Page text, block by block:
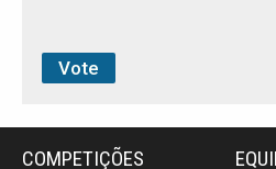
COMPETIÇÕES